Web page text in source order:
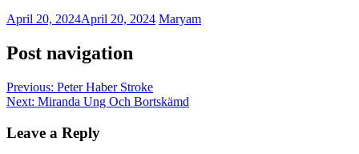
April 20, 2024April 20, 2024 Maryam
Post navigation
Previous: Peter Haber Stroke
Next: Miranda Ung Och Bortskämd
Leave a Reply